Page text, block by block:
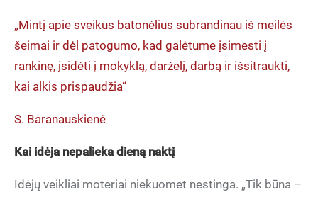
„Mintį apie sveikus batonėlius subrandinau iš meilės
šeimai ir dėl patogumo, kad galėtume įsimesti į
rankinę, įsidėti į mokyklą, darželį, darbą ir išsitraukti,
kai alkis prispaudžia“
S. Baranauskienė
Kai idėja nepalieka dieną naktį
Idėjų veikliai moteriai niekuomet nestinga. „Tik būna –